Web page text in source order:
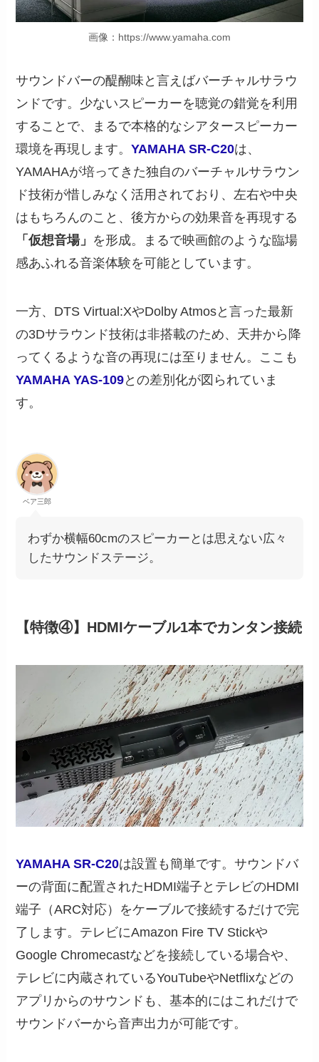
画像：https://www.yamaha.com
サウンドバーの醍醐味と言えばバーチャルサラウ
ンドです。少ないスピーカーを聴覚の錯覚を利用
することで、まるで本格的なシアタースピーカー
環境を再現します。YAMAHA SR-C20は、
YAMAHAが培ってきた独自のバーチャルサラウン
ド技術が惜しみなく活用されており、左右や中央
はもちろんのこと、後方からの効果音を再現する
「仮想音場」 を形成。まるで映画館のような臨場
感あふれる音楽体験を可能としています。
一方、DTS Virtual:XやDolby Atmosと言った最新
の3Dサラウンド技術は非搭載のため、天井から降
ってくるような音の再現には至りません。ここも
YAMAHA YAS-109との差別化が図られていま
す。
ベア三郎
わずか横幅60cmのスピーカーとは思えない広々
したサウンドステージ。
【特徴④】HDMIケーブル1本でカンタン接続
YAMAHA SR-C20は設置も簡単です。サウンドバ
ーの背面に配置されたHDMI端子とテレビのHDMI
端子（ARC対応）をケーブルで接続するだけで完
了します。テレビにAmazon Fire TV Stickや
Google Chromecastなどを接続している場合や、
テレビに内蔵されているYouTubeやNetflixなどの
アプリからのサウンドも、基本的にはこれだけで
サウンドバーから音声出力が可能です。